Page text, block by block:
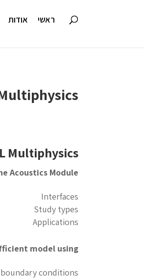
ראשי אודות
Multiphysics®
Acoustics Module
Interfaces
Study types
Applications
model using
conditions